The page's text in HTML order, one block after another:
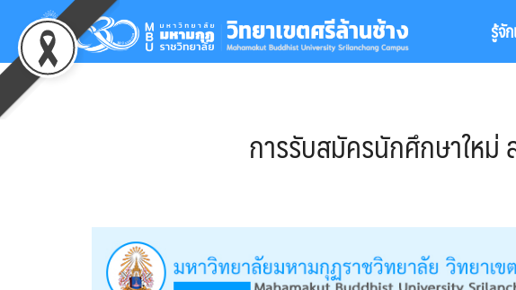
content
รู้จั
Search
การรับสมัครนักศึกษาใหม่